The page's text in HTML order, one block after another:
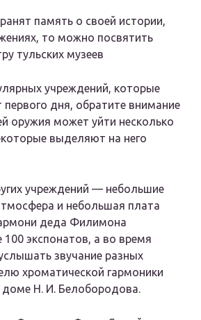
память о своей истории,
то можно посвятить
тульских музеев
учреждений, которые
дня, обратите внимание
оружия может уйти несколько
выделяют на него
учреждений — небольшие
и небольшая плата
деда Филимона
экспонатов, а во время
звучание разных
хроматической гармоники
доме Н. И. Белобородова.